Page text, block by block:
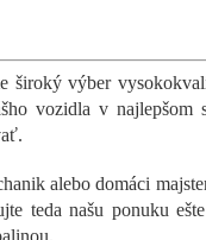
široký výber
vozidla v
alebo domáci
teda našu ponuku